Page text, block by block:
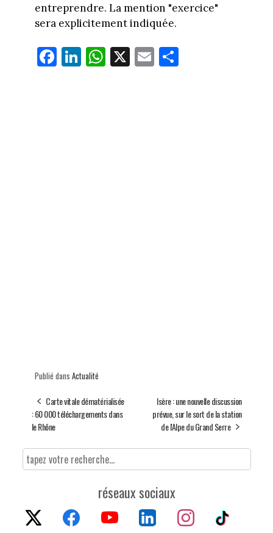
entreprendre. La mention "exercice"
sera explicitement indiquée.
Fa
ce
Li
nk
W
ha
X E
m
Pa
Publié dans Actualité
Carte vitale dématérialisée
: 60 000 téléchargements dans
le Rhône
Isère : une nouvelle discussion
prévue, sur le sort de la station
de l'Alpe du Grand Serre
réseaux sociaux